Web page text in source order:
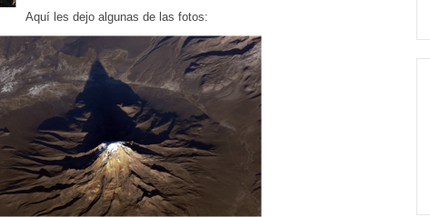
Aquí les dejo algunas de las fotos: